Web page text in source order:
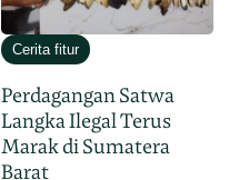
Cerita fitur
Perdagangan Satwa
Langka Ilegal Terus
Marak di Sumatera
Barat